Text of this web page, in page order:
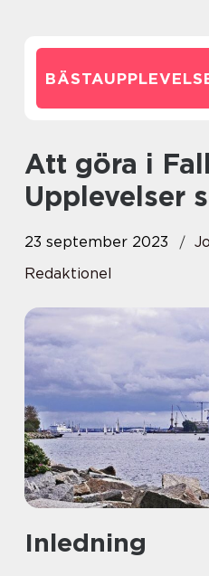
Att göra i Falköping –
Upplevelser
23 september 2023
Redaktionel
Inledning